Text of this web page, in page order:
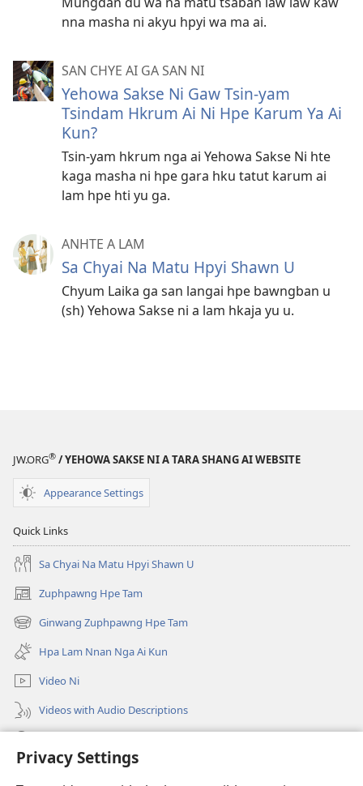
Privacy Settings
nna masha ni akyu hpyi wa ma ai.
SAN CHYE AI GA SAN NI
Yehowa Sakse Ni Gaw Tsin-yam
Tsindam Hkrum Ai Ni Hpe Karum Ya Ai
Kun?
Tsin-yam hkrum nga ai Yehowa Sakse Ni hte
kaga masha ni hpe gara hku tatut karum ai
lam hpe hti yu ga.
ANHTE A LAM
Sa Chyai Na Matu Hpyi Shawn U
Chyum Laika ga san langai hpe bawngban u
(sh) Yehowa Sakse ni a lam hkaja yu u.
JW.ORG® / YEHOWA SAKSE NI A TARA SHANG AI WEBSITE
Appearance Settings
Quick Links
Sa Chyai Na Matu Hpyi Shawn U
Zuphpawng Hpe Tam
(opens
new
window)
Ginwang Zuphpawng Hpe Tam
(opens
new
window)
Hpa Lam Nnan Nga Ai Kun
Video Ni
Videos with Audio Descriptions